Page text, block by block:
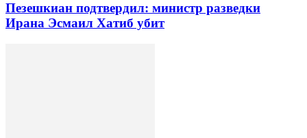
Пезешкиан подтвердил: министр разведки
Ирана Эсмаил Хатиб убит